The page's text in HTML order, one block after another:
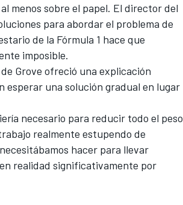
menos sobre el papel. El director del
para abordar el problema de
de la Fórmula 1 hace que
imposible.
Grove ofreció una explicación
esperar una solución gradual en lugar
necesario para reducir todo el peso
realmente estupendo de
hacer para llevar
realidad significativamente por